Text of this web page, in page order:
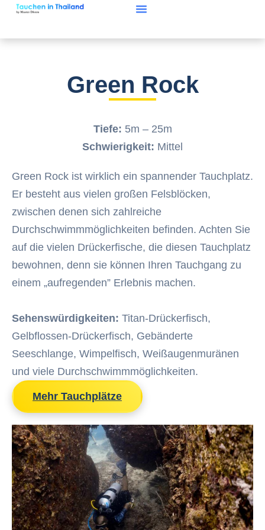
Green Rock
Tiefe: 5m – 25m
Schwierigkeit: Mittel
Green Rock ist wirklich ein spannender Tauchplatz.
Er besteht aus vielen großen Felsblöcken,
zwischen denen sich zahlreiche
Durchschwimmmöglichkeiten befinden. Achten Sie
auf die vielen Drückerfische, die diesen Tauchplatz
bewohnen, denn sie können Ihren Tauchgang zu
einem „aufregenden” Erlebnis machen.
Sehenswürdigkeiten: Titan-Drückerfisch,
Gelbflossen-Drückerfisch, Gebänderte
Seeschlange, Wimpelfisch, Weißaugenmuränen
und viele Durchschwimmmöglichkeiten.
Mehr Tauchplätze